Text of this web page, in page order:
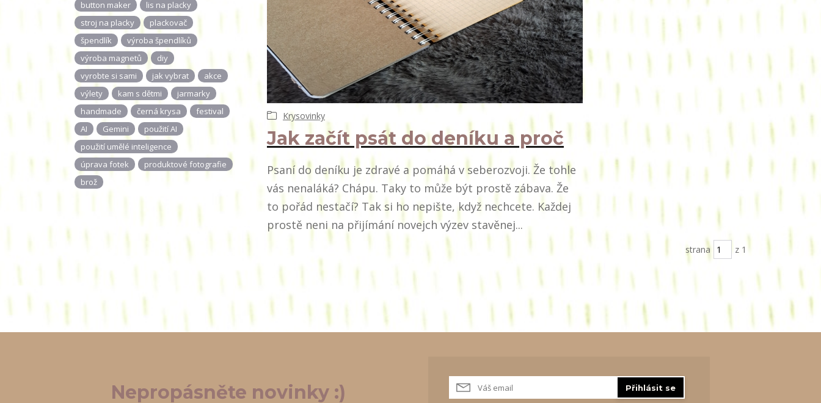
button maker
lis na placky
stroj na placky
plackovač
špendlík
výroba špendlíků
výroba magnetů
diy
vyrobte si sami
jak vybrat
akce
výlety
kam s dětmi
jarmarky
handmade
černá krysa
festival
AI
Gemini
použití AI
použití umělé inteligence
úprava fotek
produktové fotografie
brož
Jak začít psát do deníku a proč
Krysovinky
Psaní do deníku je zdravé a pomáhá v seberozvoji. Že tohle
vás nenaláká? Chápu. Taky to může být prostě zábava. Že
to pořád nestačí? Tak si ho nepište, když nechcete. Každej
prostě neni na přijímání novejch výzev stavěnej...
strana z 1
Nepropásněte novinky :) Přihlásit se